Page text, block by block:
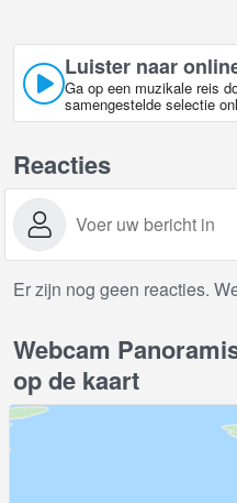
Luister naar
Ga op een muzikale reis
samengestelde selectie
Reacties
Er zijn nog geen reacties.
Webcam
op de kaart